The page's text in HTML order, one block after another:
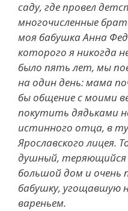
саду, где провел
многочисленные
моя бабушка Анна
которого я никогда
было пять лет, мы
на один день: мама
бы общение с моими
покутить дядьками
истинного отца, в
Ярославского лицея.
душный, теряющийся
большой дом и очень
бабушку, угощавшую
вареньем.